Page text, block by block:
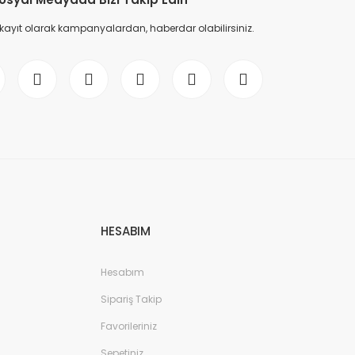
olarak kampanyalardan, haberdar olabilirsiniz.
HESABIM
Hesabım
Sipariş Takip
Favorileriniz